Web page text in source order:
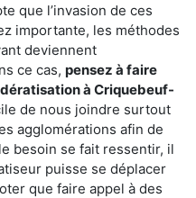
que l’invasion de ces
importante, les méthodes
deviennent
ce cas, pensez à faire
à Criquebeuf-
de nous joindre surtout
agglomérations afin de
besoin se fait ressentir, il
puisse se déplacer
que faire appel à des